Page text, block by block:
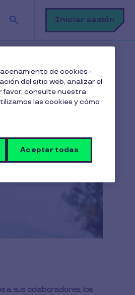
Buscar
Iniciar sesión
a sus colaboradores, los
de cookies -
del sitio web, analizar el
favor, consulte nuestra
las cookies y cómo
Aceptar todas